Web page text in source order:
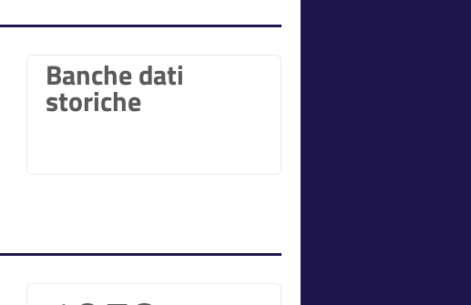
Banche dati
storiche